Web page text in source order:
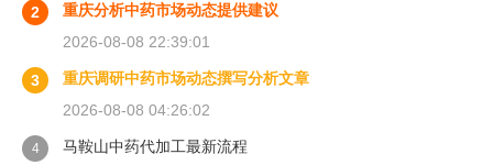
2
重庆分析中药市场动态提供建议
2026-08-08 22:39:01
3
重庆调研中药市场动态撰写分析文章
2026-08-08 04:26:02
4
马鞍山中药代加工最新流程